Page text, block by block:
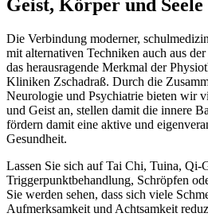
Geist, Körper und
Die Verbindung moderner,
mit alternativen Techniken auch aus
das herausragende Merkmal der
Kliniken Zschadraß. Durch die
Neurologie und Psychiatrie bieten wir
und Geist an, stellen damit die innere
fördern damit eine aktive und
Gesundheit.
Lassen Sie sich auf Tai Chi, Tuina, Qi-
Triggerpunktbehandlung, Schröpfen
Sie werden sehen, dass sich viele
Aufmerksamkeit und Achtsamkeit